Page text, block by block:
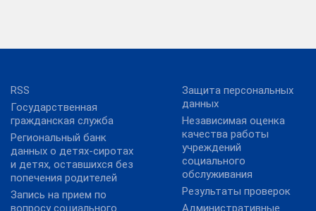
RSS
Государственная
гражданская служба
Региональный банк
данных о детях-сиротах
и детях, оставшихся без
попечения родителей
Запись на прием по
вопросу социального
Защита персональных
данных
Независимая оценка
качества работы
учреждений
социального
обслуживания
Результаты проверок
Административные